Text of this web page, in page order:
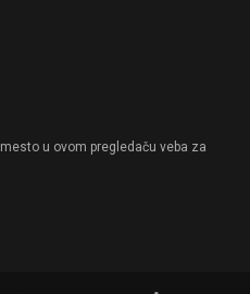
u ovom pregledaču veba za